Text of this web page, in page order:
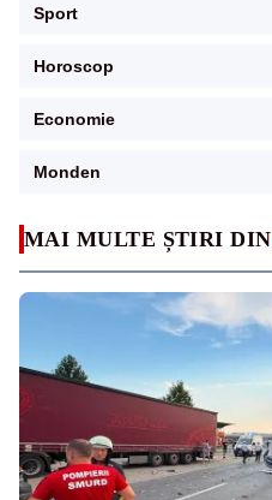
MAI MULTE ȘTIRI DIN
Sport
Horoscop
Economie
Monden